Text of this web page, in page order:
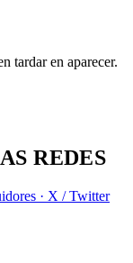
tardar en aparecer.
REDES
· X / Twitter